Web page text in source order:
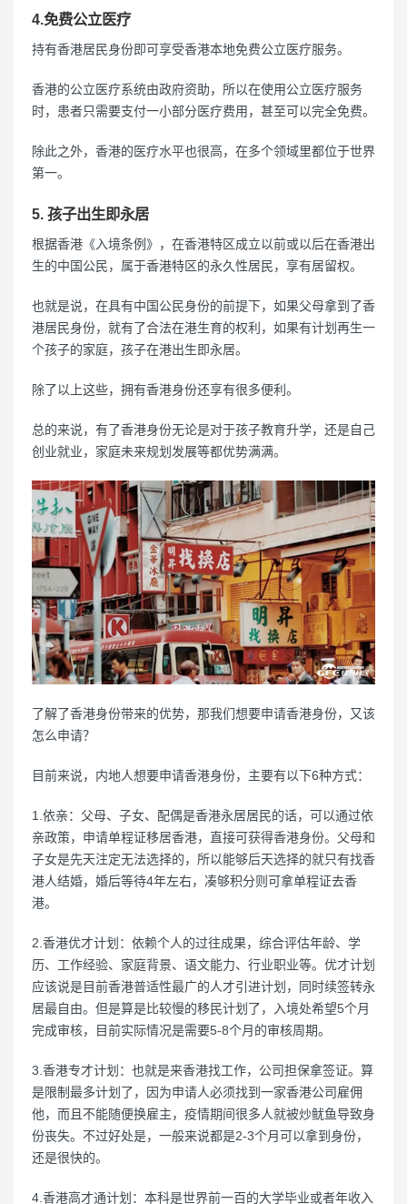
4.免费公立医疗
持有香港居民身份即可享受香港本地免费公立医疗服务。
香港的公立医疗系统由政府资助，所以在使用公立医疗服务
时，患者只需要支付一小部分医疗费用，甚至可以完全免费。
除此之外，香港的医疗水平也很高，在多个领域里都位于世界
第一。
5. 孩子出生即永居
根据香港《入境条例》，在香港特区成立以前或以后在香港出
生的中国公民，属于香港特区的永久性居民，享有居留权。
也就是说，在具有中国公民身份的前提下，如果父母拿到了香
港居民身份，就有了合法在港生育的权利，如果有计划再生一
个孩子的家庭，孩子在港出生即永居。
除了以上这些，拥有香港身份还享有很多便利。
总的来说，有了香港身份无论是对于孩子教育升学，还是自己
创业就业，家庭未来规划发展等都优势满满。
了解了香港身份带来的优势，那我们想要申请香港身份，又该
怎么申请？
目前来说，内地人想要申请香港身份，主要有以下6种方式：
1.依亲：父母、子女、配偶是香港永居居民的话，可以通过依
亲政策，申请单程证移居香港，直接可获得香港身份。父母和
子女是先天注定无法选择的，所以能够后天选择的就只有找香
港人结婚，婚后等待4年左右，凑够积分则可拿单程证去香
港。
2.香港优才计划：依赖个人的过往成果，综合评估年龄、学
历、工作经验、家庭背景、语文能力、行业职业等。优才计划
应该说是目前香港普适性最广的人才引进计划，同时续签转永
居最自由。但是算是比较慢的移民计划了，入境处希望5个月
完成审核，目前实际情况是需要5-8个月的审核周期。
3.香港专才计划：也就是来香港找工作，公司担保拿签证。算
是限制最多计划了，因为申请人必须找到一家香港公司雇佣
他，而且不能随便换雇主，疫情期间很多人就被炒鱿鱼导致身
份丧失。不过好处是，一般来说都是2-3个月可以拿到身份，
还是很快的。
4.香港高才通计划：本科是世界前一百的大学毕业或者年收入